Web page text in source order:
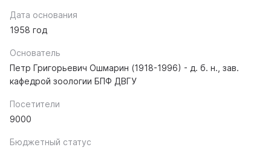
Дата основания
1958 год
Основатель
Петр Григорьевич Ошмарин (1918-1996) - д. б. н., зав.
кафедрой зоологии БПФ ДВГУ
Посетители
9000
Бюджетный статус